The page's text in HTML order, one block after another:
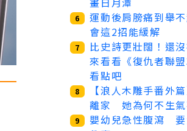
6
運動後肩膀痛到舉
會這2招能緩解
7
比史詩更壯闊！還
來看看《復仇者聯
看點吧
8
【浪人木雕手番外
離家 她為何不生氣
9
嬰幼兒急性腹瀉 要